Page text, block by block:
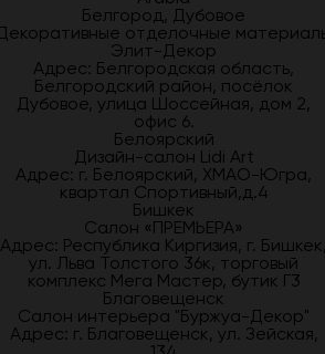
Белгород, Дубовое
отделочные
Элит-Декор
Адрес: Белгородская область,
Белгородский район, посёлок
Дубовое, улица Шоссейная, дом 2,
офис 6.
Белоярский
Дизайн-салон Lidi Art
Адрес: г. Белоярский, ХМАО-Югра,
квартал Спортивный,д.4
Бишкек
Салон «ПРЕМЬЕРА»
Адрес: Республика Киргизия, г. Бишкек,
ул. Льва Толстого 36к, торговый
комплекс Мега Мастер, бутик Г3
Благовещенск
Салон интерьера "Буржуа-Декор"
Адрес: г. Благовещенск, ул. Зейская,